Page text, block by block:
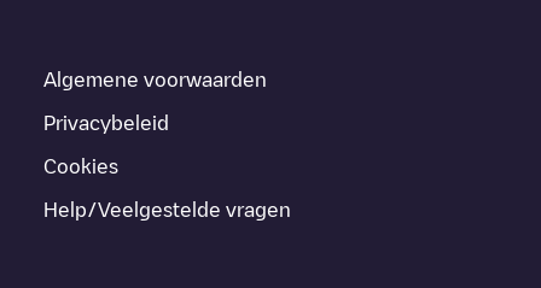
Algemene voorwaarden
Privacybeleid
Cookies
Help/Veelgestelde vragen